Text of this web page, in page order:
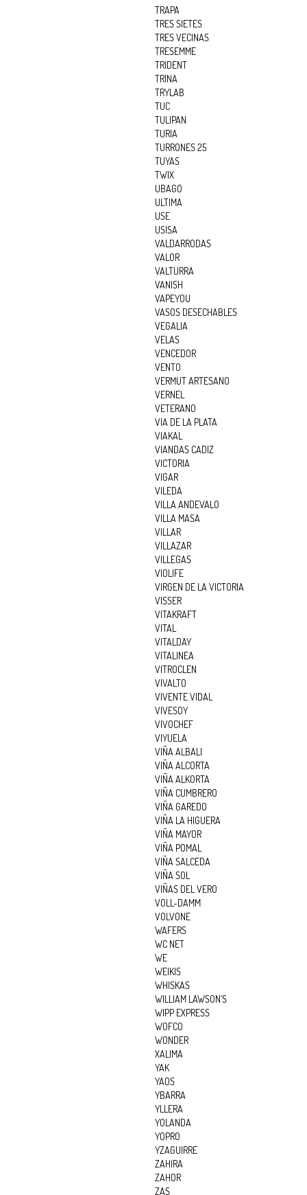
TRAPA
TRES SIETES
TRES VECINAS
TRESEMME
TRIDENT
TRINA
TRYLAB
TUC
TULIPAN
TURIA
TURRONES 25
TUYAS
TWIX
UBAGO
ULTIMA
USE
USISA
VALDARRODAS
VALOR
VALTURRA
VANISH
VAPEYOU
VASOS DESECHABLES
VEGALIA
VELAS
VENCEDOR
VENTO
VERMUT ARTESANO
VERNEL
VETERANO
VIA DE LA PLATA
VIAKAL
VIANDAS CADIZ
VICTORIA
VIGAR
VILEDA
VILLA ANDEVALO
VILLA MASA
VILLAR
VILLAZAR
VILLEGAS
VIOLIFE
VIRGEN DE LA VICTORIA
VISSER
VITAKRAFT
VITAL
VITALDAY
VITALINEA
VITROCLEN
VIVALTO
VIVENTE VIDAL
VIVESOY
VIVOCHEF
VIYUELA
VIÑA ALBALI
VIÑA ALCORTA
VIÑA ALKORTA
VIÑA CUMBRERO
VIÑA GAREDO
VIÑA LA HIGUERA
VIÑA MAYOR
VIÑA POMAL
VIÑA SALCEDA
VIÑA SOL
VIÑAS DEL VERO
VOLL-DAMM
VOLVONE
WAFERS
WC NET
WE
WEIKIS
WHISKAS
WILLIAM LAWSON´S
WIPP EXPRESS
WOFCO
WONDER
XALIMA
YAK
YAOS
YBARRA
YLLERA
YOLANDA
YOPRO
YZAGUIRRE
ZAHIRA
ZAHOR
ZAS